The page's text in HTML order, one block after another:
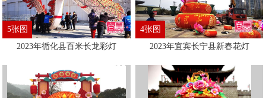
2023年循化县百米长龙彩灯
5张图
2023年宜宾长宁县新春花灯
4张图